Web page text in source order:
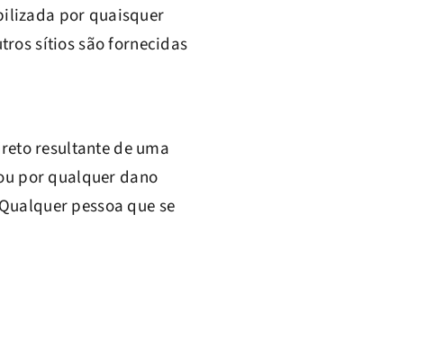
por quaisquer
sítios são fornecidas
resultante de uma
por qualquer dano
pessoa que se